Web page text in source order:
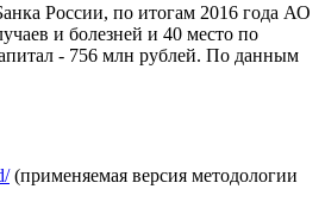
России, по итогам 2016 года АО
и болезней и 40 место по
- 756 млн рублей. По данным
(применяемая версия методологии